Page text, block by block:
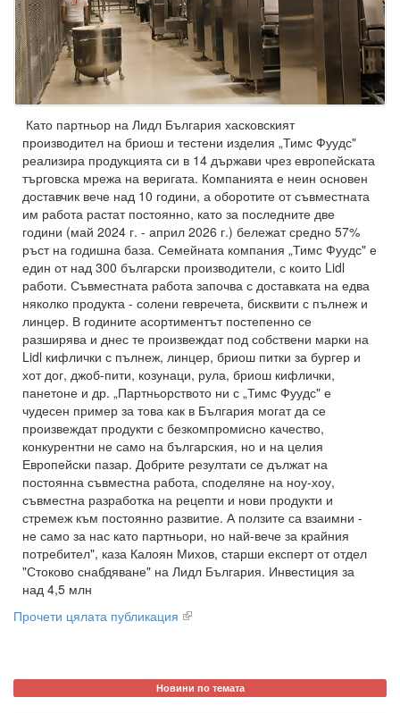
Като партньор на Лидл България хасковският
производител на бриош и тестени изделия „Тимс Фуудс"
реализира продукцията си в 14 държави чрез европейската
търговска мрежа на веригата. Компанията е неин основен
доставчик вече над 10 години, а оборотите от съвместната
им работа растат постоянно, като за последните две
години (май 2024 г. - април 2026 г.) бележат средно 57%
ръст на годишна база. Семейната компания „Тимс Фуудс" е
един от над 300 български производители, с които Lidl
работи. Съвместната работа започва с доставката на едва
няколко продукта - солени гевречета, бисквити с пълнеж и
линцер. В годините асортиментът постепенно се
разширява и днес те произвеждат под собствени марки на
Lidl кифлички с пълнеж, линцер, бриош питки за бургер и
хот дог, джоб-пити, козунаци, рула, бриош кифлички,
панетоне и др. „Партньорството ни с „Тимс Фуудс" е
чудесен пример за това как в България могат да се
произвеждат продукти с безкомпромисно качество,
конкурентни не само на българския, но и на целия
Европейски пазар. Добрите резултати се дължат на
постоянна съвместна работа, споделяне на ноу-хоу,
съвместна разработка на рецепти и нови продукти и
стремеж към постоянно развитие. А ползите са взаимни -
не само за нас като партньори, но най-вече за крайния
потребител", каза Калоян Михов, старши експерт от отдел
"Стоково снабдяване" на Лидл България. Инвестиция за
над 4,5 млн
Прочети цялата публикация
Новини по темата